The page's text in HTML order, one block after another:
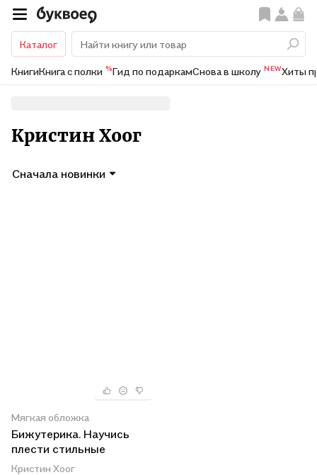
Каталог
КнигиКнига с полки %Гид по подаркамСнова в школу NEWХиты
Кристин Хоог
Сначала новинки
Мягкая обложка
Бижутерика. Научись
плести стильные
украшения из бисера
Кристин Хоог